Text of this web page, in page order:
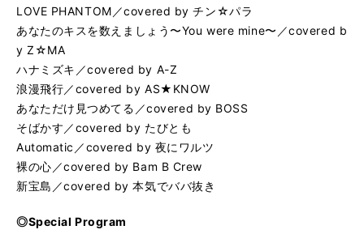
LOVE PHANTOM／covered by チン☆パラ
あなたのキスを数えましょう〜You were mine〜／covered b
y Z☆MA
ハナミズキ／covered by A-Z
浪漫飛行／covered by AS★KNOW
あなただけ見つめてる／covered by BOSS
そばかす／covered by たびとも
Automatic／covered by 夜にワルツ
裸の心／covered by Bam B Crew
新宝島／covered by 本気でババ抜き
◎Special Program